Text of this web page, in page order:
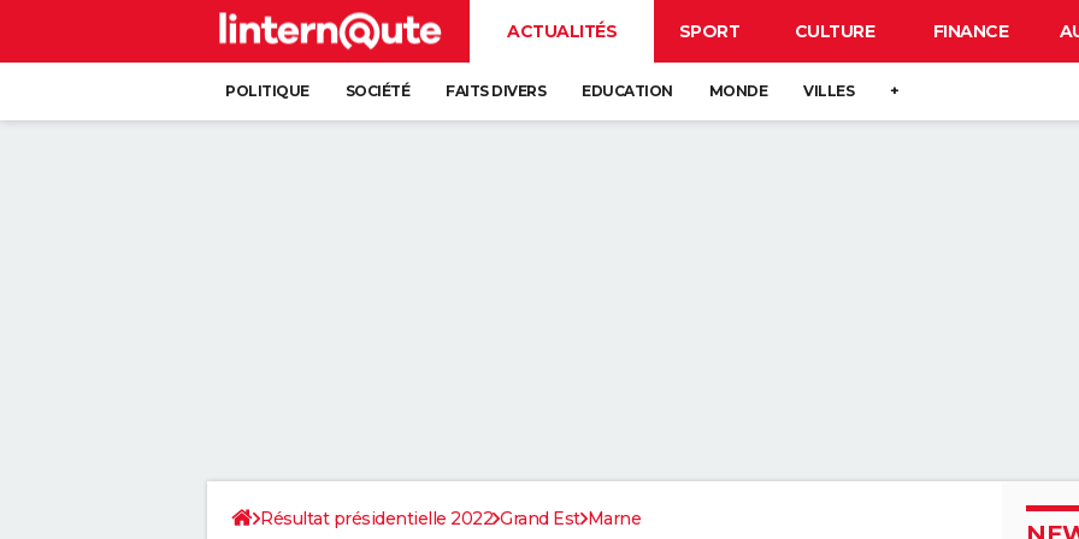
ACTUALITÉS SPORT CULTURE FINANCE
POLITIQUE SOCIÉTÉ FAITS DIVERS EDUCATION MONDE VILLES +
Résultat présidentielle 2022 Grand Est Marne